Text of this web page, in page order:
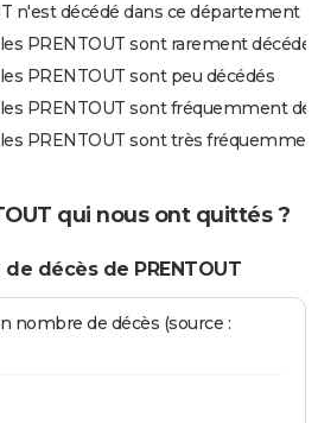
n'est décédé dans ce département
PRENTOUT sont rarement
PRENTOUT sont peu décédés
PRENTOUT sont fréquemment
PRENTOUT sont très
qui nous ont quittés ?
décès de PRENTOUT
nombre de décès (source :